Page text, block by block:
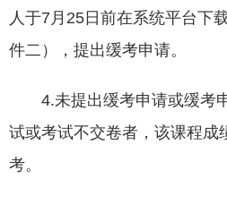
人于7月25日前在系统平台下
件二），提出缓考申请。
4.未提出缓考申请或缓考
试或考试不交卷者，该课程成
考。